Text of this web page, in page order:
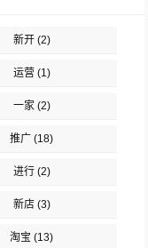
新开(2)
运营 (1)
一家(2)
推广 (18)
进行(2)
新店(3)
淘宝 (13)